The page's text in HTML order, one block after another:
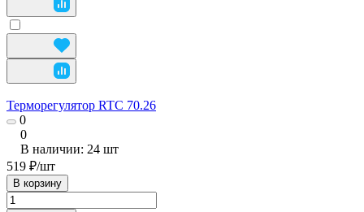
Терморегулятор RTC 70.26
0
0
В наличии: 24 шт
519 ₽/шт
В корзину